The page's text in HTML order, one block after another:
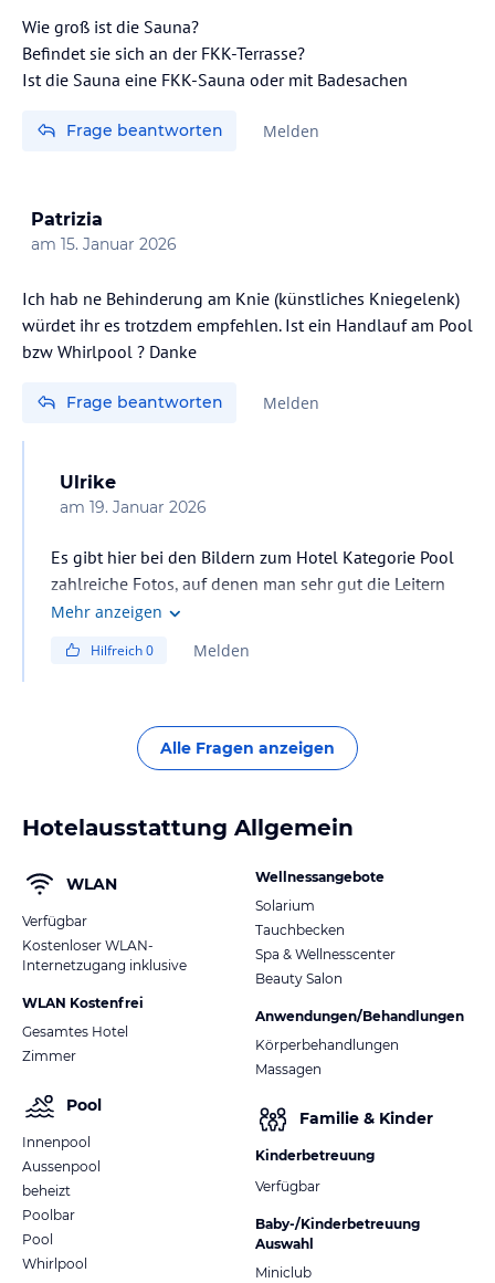
Wie groß ist die Sauna?
Befindet sie sich an der FKK-Terrasse?
Ist die Sauna eine FKK-Sauna oder mit Badesachen
Frage beantworten Melden
Patrizia
am 15. Januar 2026
Ich hab ne Behinderung am Knie (künstliches Kniegelenk)
würdet ihr es trotzdem empfehlen. Ist ein Handlauf am Pool
bzw Whirlpool ? Danke
Frage beantworten Melden
Ulrike
am 19. Januar 2026
Es gibt hier bei den Bildern zum Hotel Kategorie Pool
zahlreiche Fotos, auf denen man sehr gut die Leitern
bzw die Treppen mit Handlauf des Whirlpools sehen
Einstieg für Sie geeignet ist.
Mehr anzeigen
Hilfreich0 Melden
Alle Fragen anzeigen
Hotelausstattung Allgemein
WLAN
Verfügbar
Kostenloser WLAN-
Internetzugang inklusive
WLAN Kostenfrei
Gesamtes Hotel
Zimmer
Pool
Innenpool
Aussenpool
beheizt
Poolbar
Pool
Whirlpool
Wellnessangebote
Solarium
Tauchbecken
Spa & Wellnesscenter
Beauty Salon
Anwendungen/Behandlungen
Körperbehandlungen
Massagen
Familie & Kinder
Kinderbetreuung
Verfügbar
Baby-/Kinderbetreuung
Auswahl
Miniclub